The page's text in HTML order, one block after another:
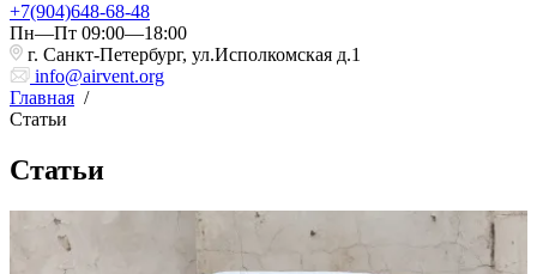
+7(904)648-68-48
Пн—Пт 09:00—18:00
г. Санкт-Петербург, ул.Исполкомская д.1
info@airvent.org
Главная /
Статьи
Статьи